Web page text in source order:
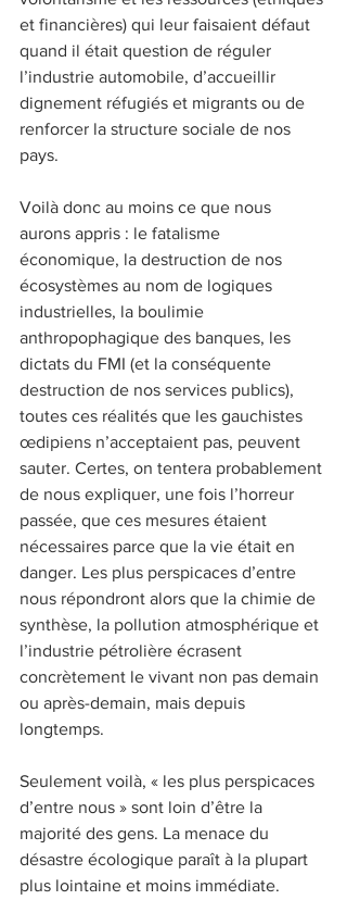
et financières) qui leur faisaient défaut
quand il était question de réguler
l’industrie automobile, d’accueillir
dignement réfugiés et migrants ou de
renforcer la structure sociale de nos
pays.
Voilà donc au moins ce que nous
aurons appris : le fatalisme
économique, la destruction de nos
écosystèmes au nom de logiques
industrielles, la boulimie
anthropophagique des banques, les
dictats du FMI (et la conséquente
destruction de nos services publics),
toutes ces réalités que les gauchistes
œdipiens n’acceptaient pas, peuvent
sauter. Certes, on tentera probablement
de nous expliquer, une fois l’horreur
passée, que ces mesures étaient
nécessaires parce que la vie était en
danger. Les plus perspicaces d’entre
nous répondront alors que la chimie de
synthèse, la pollution atmosphérique et
l’industrie pétrolière écrasent
concrètement le vivant non pas demain
ou après-demain, mais depuis
longtemps.
Seulement voilà, « les plus perspicaces
d’entre nous » sont loin d’être la
majorité des gens. La menace du
désastre écologique paraît à la plupart
plus lointaine et moins immédiate.